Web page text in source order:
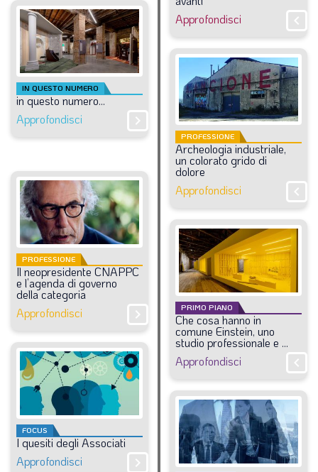
LA VIGNETTA DI EVASIO
SPECIALE
CAMBIA NUMERO expand_more
Approfondisci
chevron_right
IN QUESTO NUMERO
inquestonumero...
Approfondisci
chevron_right
PROFESSIONE
Archeologiaindustriale,
un colorato grido di
dolore
Approfondisci
chevron_right
PROFESSIONE
IlneopresidenteCNAPPC
e l’agenda di governo
dellacategoria
Approfondisci
chevron_right PRIMO PIANO
Checosahannoin
comune Einstein, uno
studio professionale e ...
Approfondisci
chevron_right
FOCUS
IquesitidegliAssociati
Approfondisci
chevron_right